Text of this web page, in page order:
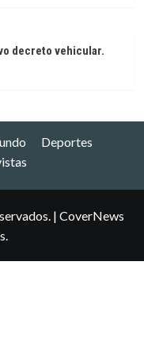
decreto vehicular.
Deportes
| CoverNews